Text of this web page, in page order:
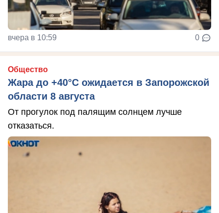
вчера в 10:59 0
Общество
Жара до +40°С ожидается в Запорожской
области 8 августа
От прогулок под палящим солнцем лучше
отказаться.